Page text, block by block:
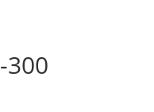
300